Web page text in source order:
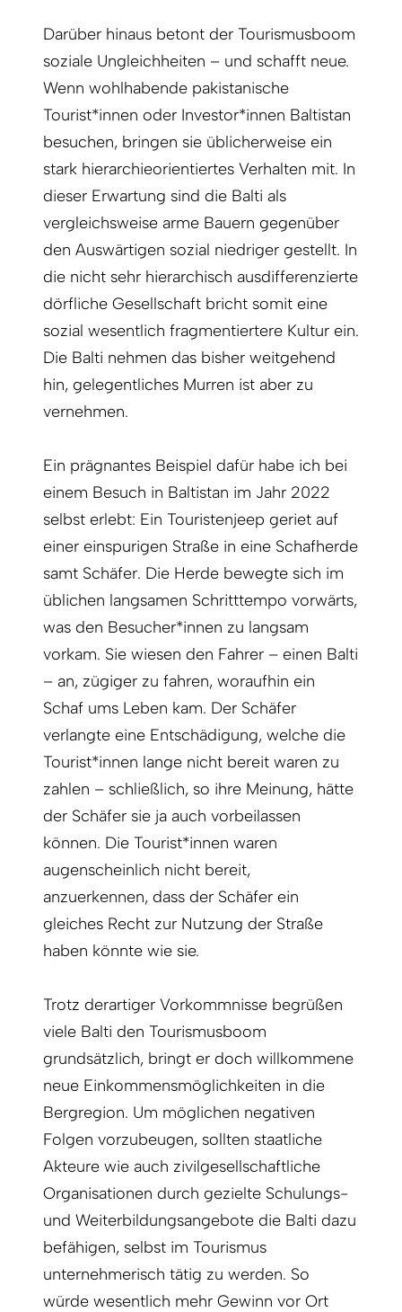
Darüber hinaus betont der Tourismusboom
soziale Ungleichheiten – und schafft neue.
Wenn wohlhabende pakistanische
Tourist*innen oder Investor*innen Baltistan
besuchen, bringen sie üblicherweise ein
stark hierarchieorientiertes Verhalten mit. In
dieser Erwartung sind die Balti als
vergleichsweise arme Bauern gegenüber
den Auswärtigen sozial niedriger gestellt. In
die nicht sehr hierarchisch ausdifferenzierte
dörfliche Gesellschaft bricht somit eine
sozial wesentlich fragmentiertere Kultur ein.
Die Balti nehmen das bisher weitgehend
hin, gelegentliches Murren ist aber zu
vernehmen.
Ein prägnantes Beispiel dafür habe ich bei
einem Besuch in Baltistan im Jahr 2022
selbst erlebt: Ein Touristenjeep geriet auf
einer einspurigen Straße in eine Schafherde
samt Schäfer. Die Herde bewegte sich im
üblichen langsamen Schritttempo vorwärts,
was den Besucher*innen zu langsam
vorkam. Sie wiesen den Fahrer – einen Balti
– an, zügiger zu fahren, woraufhin ein
Schaf ums Leben kam. Der Schäfer
verlangte eine Entschädigung, welche die
Tourist*innen lange nicht bereit waren zu
zahlen – schließlich, so ihre Meinung, hätte
der Schäfer sie ja auch vorbeilassen
können. Die Tourist*innen waren
augenscheinlich nicht bereit,
anzuerkennen, dass der Schäfer ein
gleiches Recht zur Nutzung der Straße
haben könnte wie sie.
Trotz derartiger Vorkommnisse begrüßen
viele Balti den Tourismusboom
grundsätzlich, bringt er doch willkommene
neue Einkommensmöglichkeiten in die
Bergregion. Um möglichen negativen
Folgen vorzubeugen, sollten staatliche
Akteure wie auch zivilgesellschaftliche
Organisationen durch gezielte Schulungs-
und Weiterbildungsangebote die Balti dazu
befähigen, selbst im Tourismus
unternehmerisch tätig zu werden. So
würde wesentlich mehr Gewinn vor Ort